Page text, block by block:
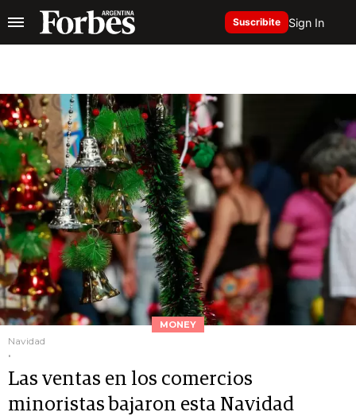
Suscribite Sign In
MONEY
Navidad
.
Las ventas en los comercios
minoristas bajaron esta Navidad